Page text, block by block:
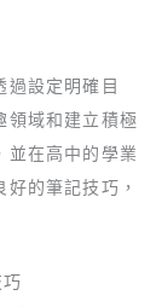
過設定明確目
領域和建立積極
並在高中的學業
的筆記技巧，